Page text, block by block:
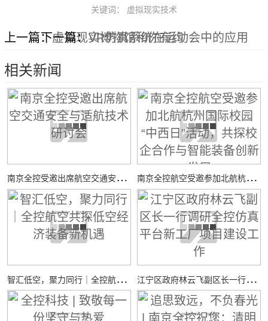
关键词： 虚拟现实技术
上一篇：虚拟现实博物馆和你有约
下一篇：VR仿真系统在运动会中的应用
相关新闻
南
京全控受邀出席航空交通安全与适航技术研讨会 南
京全控航空受邀参加北航杭州国际校园“中西日”活动，共探校企合作与智能装备创新发展
智
汇低空，聚力同行｜全控航空共探低空经济装备新机遇 江
宁区政府林云飞副区长一行调研全控仿真平台新工厂项目建设工作